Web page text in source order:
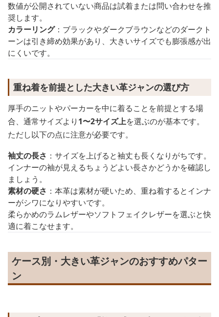
数値が公開されていない商品は試着または問い合わせを推
奨します。
カラーリング：ブラックやダークブラウンなどのダークト
ーンは引き締め効果があり、大きいサイズでも膨張感が出
にくいです。
重ね着を前提とした大きい革ジャンの選び方
厚手のニットやパーカーを中に着ることを前提とする場
合、通常サイズより 1〜2サイズ上を選ぶのが基本です。
ただし以下の点に注意が必要です。
袖丈の長さ ：サイズを上げると袖丈も長くなりがちです。
インナーの袖が見えるちょうどよい長さかどうかを確認し
ましょう。
素材の硬さ ：本革は素材が硬いため、重ね着するとインナ
ーがシワになりやすいです。
柔らかめのラムレザーやソフトフェイクレザーを選ぶと快
適に着こなせます。
ケース別・大きい革ジャンのおすすめパター
ン